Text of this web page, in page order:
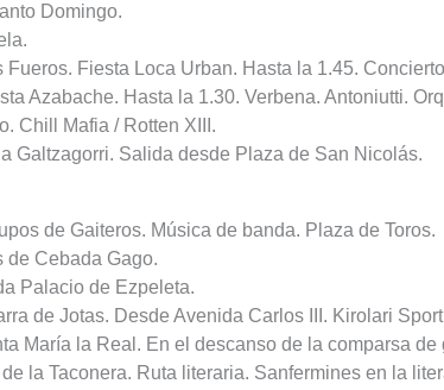
Domingo.
Fiesta Loca Urban. Hasta la 1.45.
Azabache. Hasta la 1.30. Verbena. Antoniutti.
Chill Mafia / Rotten XIII.
Galtzagorri. Salida desde Plaza de San Nicolás.
de Gaiteros. Música de banda. Plaza de Toros.
de Cebada Gago.
Palacio de Ezpeleta.
de Jotas. Desde Avenida Carlos III. Kirolari
María la Real. En el descanso de la comparsa
la Taconera. Ruta literaria. Sanfermines en la